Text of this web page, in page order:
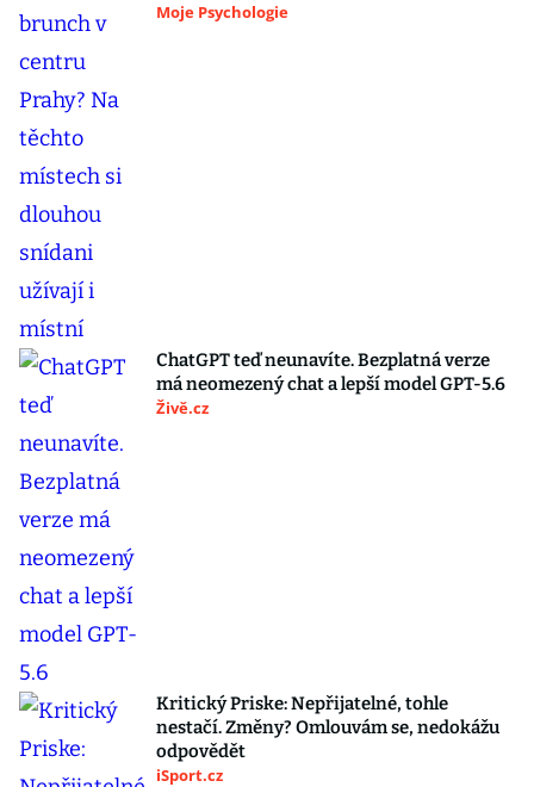
Moje Psychologie
ChatGPT teď neunavíte. Bezplatná verze
má neomezený chat a lepší model GPT-5.6
Živě.cz
Kritický Priske: Nepřijatelné, tohle
nestačí. Změny? Omlouvám se, nedokážu
odpovědět
iSport.cz